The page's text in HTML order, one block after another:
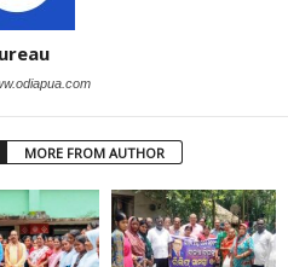
MORE FROM AUTHOR